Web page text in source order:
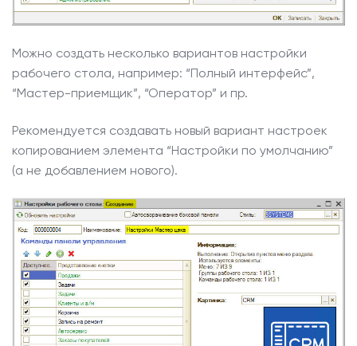
Можно создать несколько вариантов настройки
рабочего стола, например: “Полный интерфейс”,
“Мастер-приемщик”, “Оператор” и пр.
Рекомендуется создавать новый вариант настроек
копированием элемента “Настройки по умолчанию”
(а не добавлением нового).